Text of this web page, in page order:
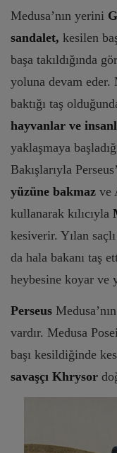
Medusa’nın yerini
sandalet, kesilen
başa takıldığında
yoluna devam eder.
baktığı taş
hayvanlar ve
yaklaşmaya
Bakışlarıyla
yüzüne bakmaz ve
kullanarak kılıcıyla
kesiverir. Yılan
da hala bakanı taş
heybesine koyar ve
Perseus
vardır. Medusa
başı kesildiğinde
savaşçı Khrysor